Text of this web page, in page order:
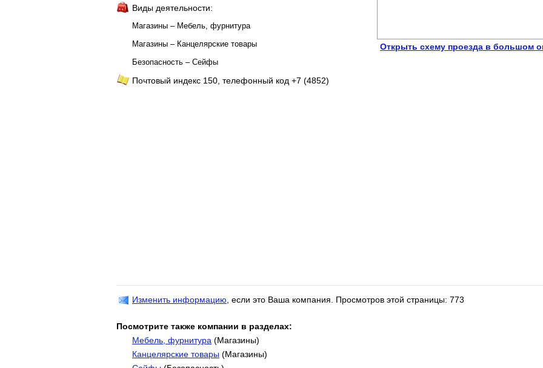
Виды деятельности:
Магазины – Мебель, фурнитура
Магазины – Канцелярские товары
Безопасность – Сейфы
Почтовый индекс 150, телефонный код +7 (4852)
Открыть схему проезда в большом
Изменить информацию , если это Ваша компания. Просмотров этой страницы: 773
Посмотрите также компании в разделах:
Мебель, фурнитура (Магазины)
Канцелярские товары (Магазины)